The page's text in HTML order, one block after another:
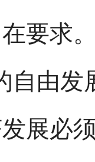
要求
自由发
展必